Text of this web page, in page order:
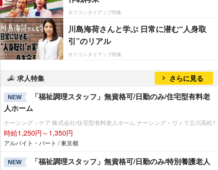
オリコンタイアップ特集
川島海荷さんと学ぶ 日常に潜む“人身取
引”のリアル
オリコンタイアップ特集
求人特集 さらに見る
NEW
「福祉調理スタッフ」無資格可/日勤のみ/住宅型有料老
人ホーム
ナーシング・ケア 株式会社/住宅型有料老人ホーム ナーシング・ヴィラ立川高松1
時給1,250円～1,350円
アルバイト・パート / 東京都
NEW
「福祉調理スタッフ」無資格可/日勤のみ/特別養護老人